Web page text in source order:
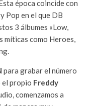
época coincide con
Pop en el que DB
3 álbumes «Low,
míticas como Heroes,
para grabar el número
el propio Freddy
comenzamos a